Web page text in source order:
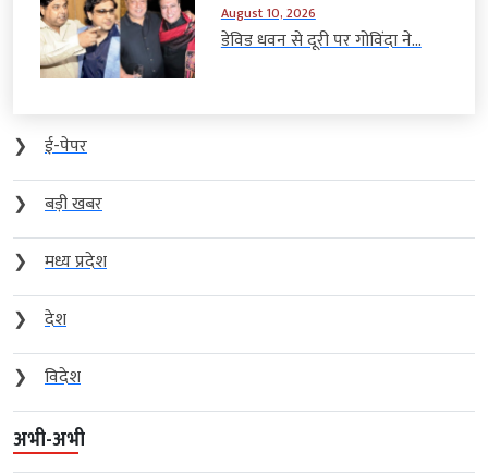
August 10, 2026
डेविड धवन से दूरी पर गोविंदा ने...
❯
ई-पेपर
❯
बड़ी खबर
❯
मध्य प्रदेश
❯
देश
❯
विदेश
अभी-अभी